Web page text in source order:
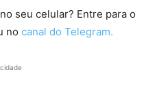
seu celular? Entre para o
no canal do Telegram.